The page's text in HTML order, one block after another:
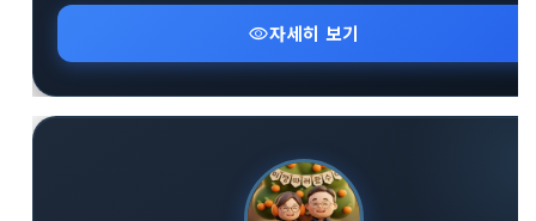
신속한 분석을 만나볼 수 있는 경제·금융 브리핑 채널입니다.
visibility자세히 보기